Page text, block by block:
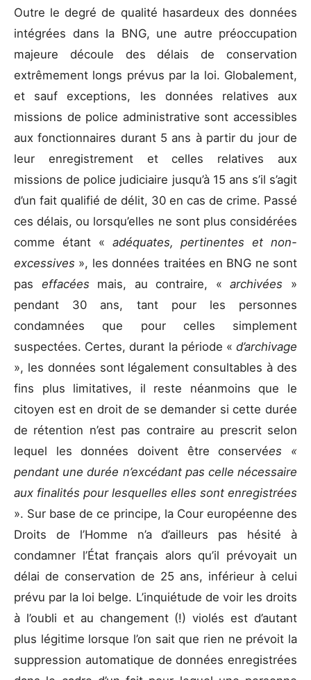
Outre le degré de qualité hasardeux des données
intégrées dans la BNG, une autre préoccupation
majeure découle des délais de conservation
extrêmement longs prévus par la loi. Globalement,
et sauf exceptions, les données relatives aux
missions de police administrative sont accessibles
aux fonctionnaires durant 5 ans à partir du jour de
leur enregistrement et celles relatives aux
missions de police judiciaire jusqu’à 15 ans s’il s’agit
d’un fait qualifié de délit, 30 en cas de crime. Passé
ces délais, ou lorsqu’elles ne sont plus considérées
comme étant « adéquates, pertinentes et non-
excessives », les données traitées en BNG ne sont
pas effacées mais, au contraire, «archivées »
pendant 30 ans, tant pour les personnes
condamnées que pour celles simplement
suspectées. Certes, durant la période « d’archivage
», les données sont légalement consultables à des
fins plus limitatives, il reste néanmoins que le
citoyen est en droit de se demander si cette durée
de rétention n’est pas contraire au prescrit selon
lequel les données doivent être conservées «
pendant une durée n’excédant pas celle nécessaire
aux finalités pour lesquelles elles sont enregistrées
». Sur base de ce principe, la Cour européenne des
Droits de l’Homme n’a d’ailleurs pas hésité à
condamner l’État français alors qu’il prévoyait un
délai de conservation de 25 ans, inférieur à celui
prévu par la loi belge. L’inquiétude de voir les droits
à l’oubli et au changement (!) violés est d’autant
plus légitime lorsque l’on sait que rien ne prévoit la
suppression automatique de données enregistrées